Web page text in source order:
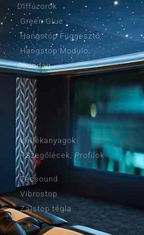
Diffúzorok
Green Glue
Hangstop Függesztő
Hangstop Modulo
Soundaq
TERMÉKEINK
Kellékanyagok
- Szegőlécek, Profilok
Tecsound
Vibrostop
Zajstop tégla